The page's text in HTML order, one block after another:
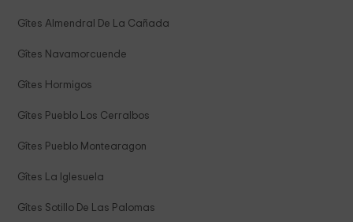
Gîtes Almendral De La Cañada
Gîtes Navamorcuende
Gîtes Hormigos
Gîtes Pueblo Los Cerralbos
Gîtes Pueblo Montearagon
Gîtes La Iglesuela
Gîtes Sotillo De Las Palomas